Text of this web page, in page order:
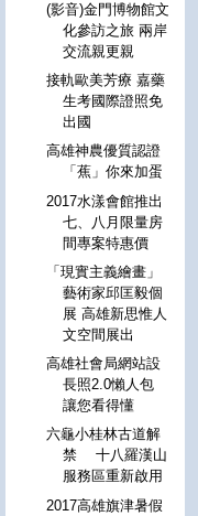
(影音)金門博物館文
化參訪之旅 兩岸
交流親更親
接軌歐美芳療 嘉藥
生考國際證照免
出國
高雄神農優質認證
「蕉」你來加蛋
2017水漾會館推出
七、八月限量房
間專案特惠價
「現實主義繪畫」
藝術家邱匡毅個
展 高雄新思惟人
文空間展出
高雄社會局網站設
長照2.0懶人包
讓您看得懂
六龜小桂林古道解
禁 十八羅漢山
服務區重新啟用
2017高雄旗津暑假